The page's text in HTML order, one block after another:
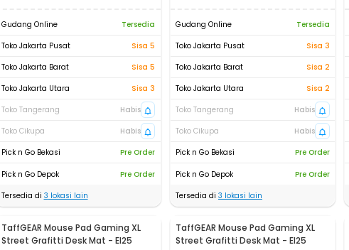
Gudang Online
Tersedia
Toko Jakarta Pusat
Sisa 5
Toko Jakarta Barat
Sisa 5
Toko Jakarta Utara
Sisa 3
Toko Tangerang
Habis
Toko Cikupa
Habis
Pick n Go Bekasi
Pre Order
Pick n Go Depok
Pre Order
Tersedia di 3 lokasi lain
Gudang Online
Tersedia
Toko Jakarta Pusat
Sisa 3
Toko Jakarta Barat
Sisa 2
Toko Jakarta Utara
Sisa 2
Toko Tangerang
Habis
Toko Cikupa
Habis
Pick n Go Bekasi
Pre Order
Pick n Go Depok
Pre Order
Tersedia di 3 lokasi lain
TaffGEAR Mouse Pad Gaming XL
Street Grafitti Desk Mat - EI25
TaffGEAR Mouse Pad Gaming XL
Street Grafitti Desk Mat - EI25